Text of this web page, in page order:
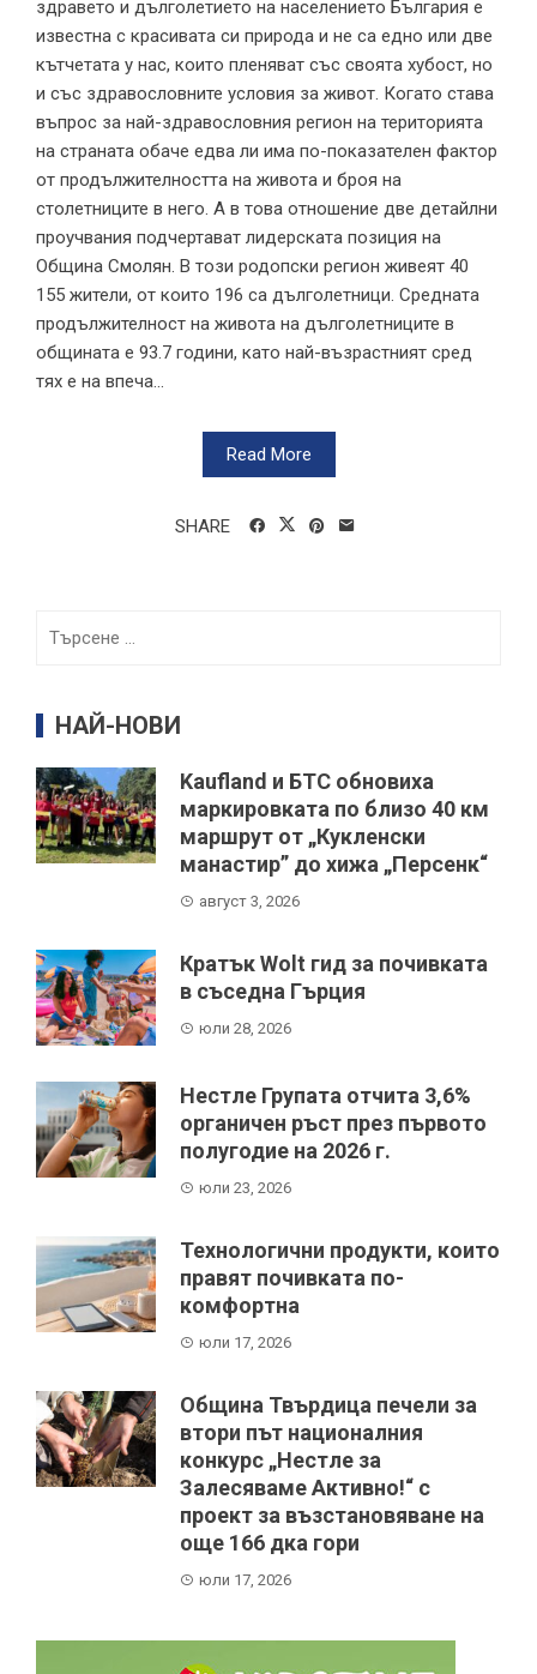
здравето и дълголетието на населението България е
известна с красивата си природа и не са едно или две
кътчетата у нас, които пленяват със своята хубост, но
и със здравословните условия за живот. Когато става
въпрос за най-здравословния регион на територията
на страната обаче едва ли има по-показателен фактор
от продължителността на живота и броя на
столетниците в него. А в това отношение две детайлни
проучвания подчертават лидерската позиция на
Община Смолян. В този родопски регион живеят 40
155 жители, от които 196 са дълголетници. Средната
продължителност на живота на дълголетниците в
общината е 93.7 години, като най-възрастният сред
тях е на впеча...
Read More
SHARE
НАЙ-НОВИ
Kaufland и БТС обновиха
маркировката по близо 40 км
маршрут от „Кукленски
манастир” до хижа „Персенк“
август 3, 2026
Кратък Wolt гид за почивката
в съседна Гърция
юли 28, 2026
Нестле Групата отчита 3,6%
органичен ръст през първото
полугодие на 2026 г.
юли 23, 2026
Технологични продукти, които
правят почивката по-
комфортна
юли 17, 2026
Община Твърдица печели за
втори път националния
конкурс „Нестле за
Залесяваме Активно!“ с
проект за възстановяване на
още 166 дка гори
юли 17, 2026